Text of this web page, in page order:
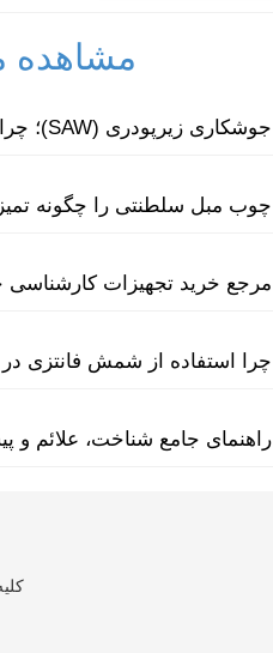
مشاهده
جوشکاری زیرپودری (SAW)؛ چرا سیم‌جوش و پودر مکمل یکدیگرند؟
چوب مبل سلطنتی را چگونه
مرجع خرید تجهیزات کارشناسی
چرا استفاده از شمش فانتزی
راهنمای جامع شناخت، علائم